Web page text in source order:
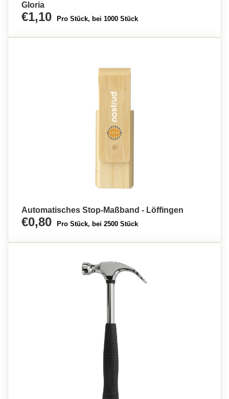
Gloria
€1,10 Pro Stück, bei 1000 Stück
Automatisches Stop-Maßband - Löffingen
€0,80 Pro Stück, bei 2500 Stück